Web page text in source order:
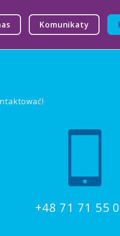
Komunikaty
+48 71 71 55